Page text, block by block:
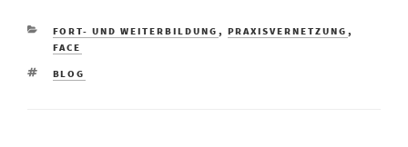
FORT- UND WEITERBILDUNG , PRAXISVERNETZUNG ,
FACE
BLOG